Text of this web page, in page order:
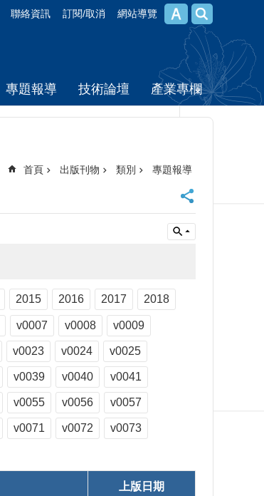
聯絡資訊 訂閱/取消 網站導覽
專題報導 技術論壇 產業專欄
首頁 出版刊物 類別 專題報導
2015 2016 2017 2018
v0007 v0008 v0009
v0023 v0024 v0025
v0039 v0040 v0041
v0055 v0056 v0057
v0071 v0072 v0073
上版日期